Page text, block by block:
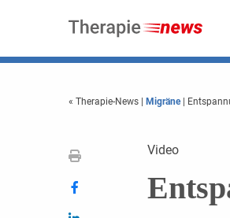
« Therapie-News Migräne|
Video